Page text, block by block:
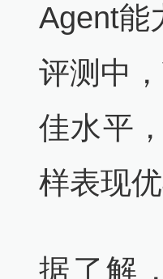
Agent能
评测中
佳水平
样表现优
据了解